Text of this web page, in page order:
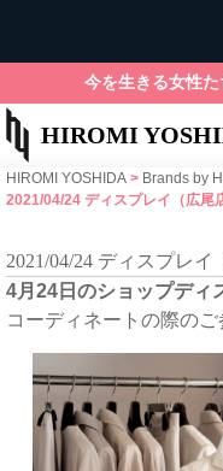
HIROMI
今を生きる女性
HIROMI YOSHIDA > Brands by
2021/04/24 ディスプレイ（広尾
2021/04/24 ディスプレイ
4月24日のショップディ
コーディネートの際のご